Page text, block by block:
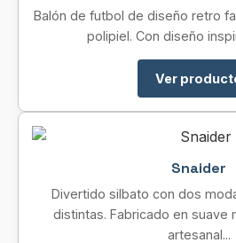
Balón de futbol de diseño retro
polipiel. Con diseño
Ver
Snaider
Divertido silbato con dos
distintas. Fabricado en suave
artesanal...